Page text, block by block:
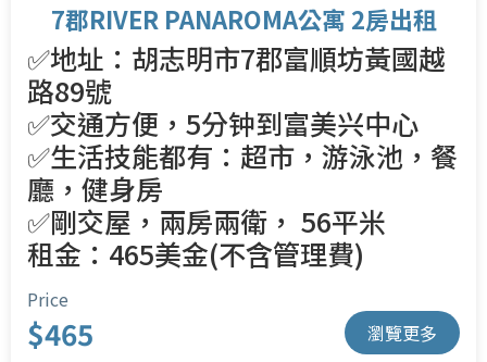
7郡RIVER PANAROMA公寓 2房出租
✅地址：胡志明市7郡富順坊黃國越
路89號
✅交通方便，5分钟到富美兴中心
✅生活技能都有：超市，游泳池，餐
廳，健身房
✅剛交屋，兩房兩衛， 56平米
租金：465美金(不含管理費)
Price
$465 瀏覽更多